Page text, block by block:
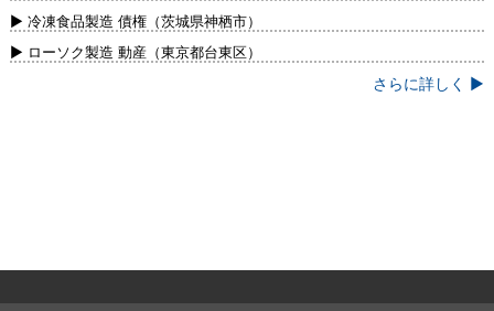
▶ 冷凍食品製造 債権（茨城県神栖市）
▶ ローソク製造 動産（東京都台東区）
さらに詳しく ▶